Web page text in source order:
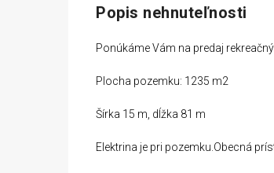
Popis nehnuteľnosti
Ponúkáme Vám na predaj
Plocha pozemku: 1235 m2
Šírka 15 m, dĺžka 81 m
Elektrina je pri pozemku.Obecná